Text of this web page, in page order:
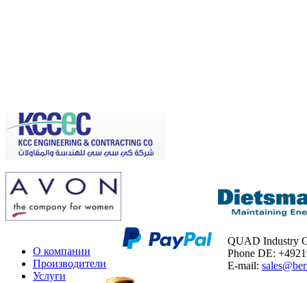
О компании
Производители
Услуги
QUAD Industry
Phone DE:
E-mail: